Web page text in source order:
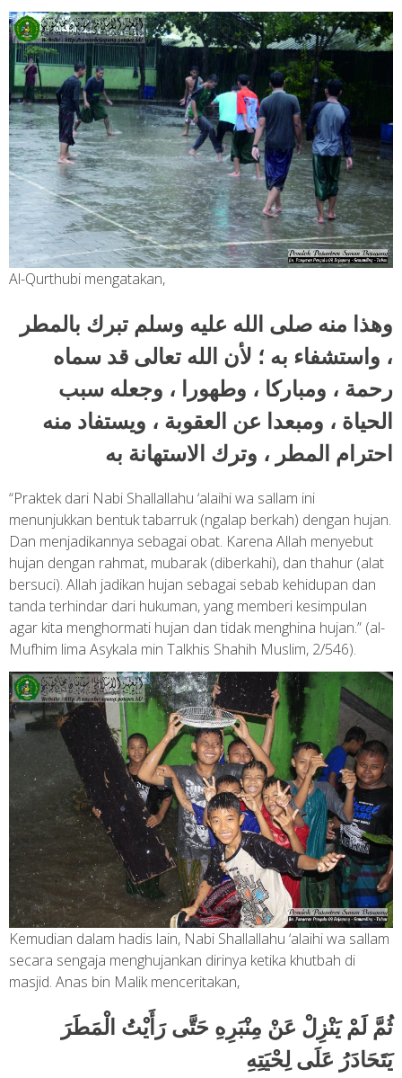
Al-Qurthubi mengatakan,
وهذا منه صلى الله عليه وسلم تبرك بالمطر
، واستشفاء به ؛ لأن الله تعالى قد سماه
رحمة ، ومباركا ، وطهورا ، وجعله سبب
الحياة ، ومبعدا عن العقوبة ، ويستفاد منه
احترام المطر ، وترك الاستهانة به
“Praktek dari Nabi Shallallahu ‘alaihi wa sallam ini
menunjukkan bentuk tabarruk (ngalap berkah) dengan hujan.
Dan menjadikannya sebagai obat. Karena Allah menyebut
hujan dengan rahmat, mubarak (diberkahi), dan thahur (alat
bersuci). Allah jadikan hujan sebagai sebab kehidupan dan
tanda terhindar dari hukuman, yang memberi kesimpulan
agar kita menghormati hujan dan tidak menghina hujan.” (al-
Mufhim lima Asykala min Talkhis Shahih Muslim, 2/546).
Kemudian dalam hadis lain, Nabi Shallallahu ‘alaihi wa sallam
secara sengaja menghujankan dirinya ketika khutbah di
masjid. Anas bin Malik menceritakan,
ثُمَّ لَمْ يَنْزِلْ عَنْ مِنْبَرِهِ حَتَّى رَأَيْتُ الْمَطَرَ
يَتَحَادَرُ عَلَى لِحْيَتِهِ